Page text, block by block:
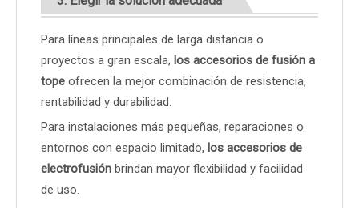
Para líneas principales de larga distancia o
proyectos a gran escala, los accesorios de fusión a
tope ofrecen la mejor combinación de resistencia,
rentabilidad y durabilidad.
Para instalaciones más pequeñas, reparaciones o
entornos con espacio limitado, los accesorios de
electrofusión brindan mayor flexibilidad y facilidad
de uso.